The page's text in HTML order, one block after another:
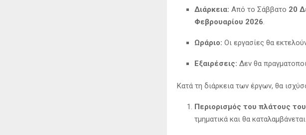
Διάρκεια: Από το Σάββατο 20
Φεβρουαρίου 2026.
Ωράριο: Οι εργασίες θα
Εξαιρέσεις: Δεν θα
Κατά τη διάρκεια των έργων, θα
Περιορισμός του πλάτους
τμηματικά και θα